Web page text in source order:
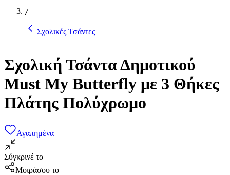
/
Σχολικές Τσάντες
Σχολική Τσάντα Δημοτικού
Must My Butterfly με 3 Θήκες
Πλάτης Πολύχρωμο
Αγαπημένα
Σύγκρινέ το
Μοιράσου το